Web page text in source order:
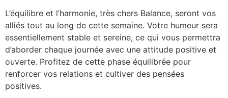
L’équilibre et l’harmonie, très chers Balance, seront vos
alliés tout au long de cette semaine. Votre humeur sera
essentiellement stable et sereine, ce qui vous permettra
d’aborder chaque journée avec une attitude positive et
ouverte. Profitez de cette phase équilibrée pour
renforcer vos relations et cultiver des pensées
positives.